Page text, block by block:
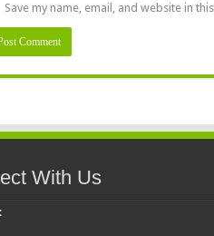
Save my name, email, and website in
With Us